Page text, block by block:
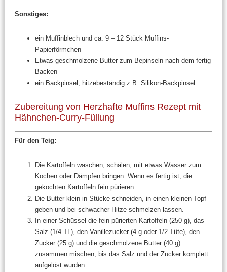
Sonstiges:
ein Muffinblech und ca. 9 – 12 Stück Muffins-
Papierförmchen
Etwas geschmolzene Butter zum Bepinseln nach dem fertig
Backen
ein Backpinsel, hitzebeständig z.B. Silikon-Backpinsel
Zubereitung von Herzhafte Muffins Rezept mit
Hähnchen-Curry-Füllung
Für den Teig:
Die Kartoffeln waschen, schälen, mit etwas Wasser zum
Kochen oder Dämpfen bringen. Wenn es fertig ist, die
gekochten Kartoffeln fein pürieren.
Die Butter klein in Stücke schneiden, in einen kleinen Topf
geben und bei schwacher Hitze schmelzen lassen.
In einer Schüssel die fein pürierten Kartoffeln (250 g), das
Salz (1/4 TL), den Vanillezucker (4 g oder 1/2 Tüte), den
Zucker (25 g) und die geschmolzene Butter (40 g)
zusammen mischen, bis das Salz und der Zucker komplett
aufgelöst wurden.